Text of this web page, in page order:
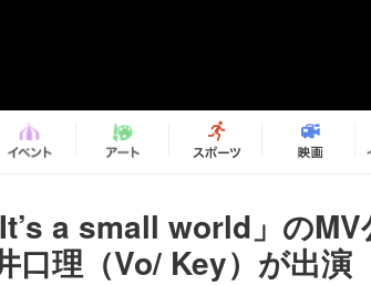
a small world」の
口理（Vo/ Key）が出演